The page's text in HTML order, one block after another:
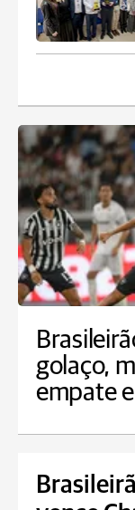
golaço,
empate